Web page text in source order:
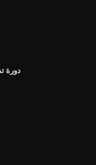
دورة